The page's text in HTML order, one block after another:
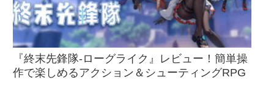
『終末先鋒隊-ローグライク』レビュー！簡単操
作で楽しめるアクション＆シューティングRPG